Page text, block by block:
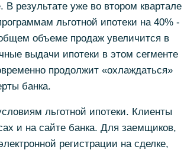
результате уже во втором квартале
льготной ипотеки на 40% -
объеме продаж увеличится в
выдачи ипотеки в этом сегменте
продолжит «охлаждаться»
банка.
льготной ипотеки. Клиенты
и на сайте банка. Для заемщиков,
регистрации на сделке,